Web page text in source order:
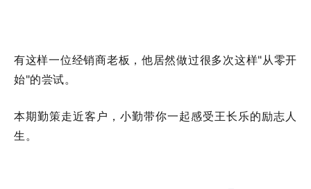
有这样一位经销商老板，他居然做过很多次这样"从零开
始"的尝试。
本期勤策走近客户，小勤带你一起感受王长乐的励志人
生。